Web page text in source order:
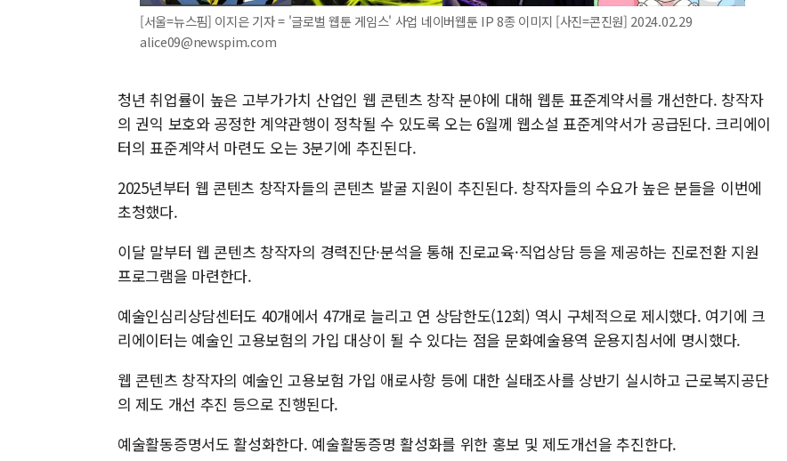
[서울=뉴스핌] 이지은 기자 = '글로벌 웹툰 게임스' 사업 네이버웹툰 IP 8종 이미지 [사진=콘진원] 2024.02.29
alice09@newspim.com
청년 취업률이 높은 고부가가치 산업인 웹 콘텐츠 창작 분야에 대해 웹툰 표준계약서를 개선한다. 창작자
의 권익 보호와 공정한 계약관행이 정착될 수 있도록 오는 6월께 웹소설 표준계약서가 공급된다. 크리에이
터의 표준계약서 마련도 오는 3분기에 추진된다.
2025년부터 웹 콘텐츠 창작자들의 콘텐츠 발굴 지원이 추진된다. 창작자들의 수요가 높은 분들을 이번에
초청했다.
이달 말부터 웹 콘텐츠 창작자의 경력진단·분석을 통해 진로교육·직업상담 등을 제공하는 진로전환 지원
프로그램을 마련한다.
예술인심리상담센터도 40개에서 47개로 늘리고 연 상담한도(12회) 역시 구체적으로 제시했다. 여기에 크
리에이터는 예술인 고용보험의 가입 대상이 될 수 있다는 점을 문화예술용역 운용지침서에 명시했다.
웹 콘텐츠 창작자의 예술인 고용보험 가입 애로사항 등에 대한 실태조사를 상반기 실시하고 근로복지공단
의 제도 개선 추진 등으로 진행된다.
예술활동증명서도 활성화한다. 예술활동증명 활성화를 위한 홍보 및 제도개선을 추진한다.